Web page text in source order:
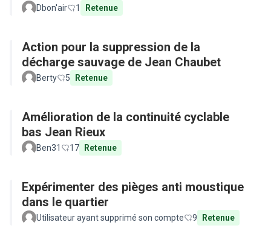
Dbon'air 1 Retenue
Action pour la suppression de la
décharge sauvage de Jean Chaubet
Berty 5 Retenue
Amélioration de la continuité cyclable
bas Jean Rieux
Ben31 17 Retenue
Expérimenter des pièges anti moustique
dans le quartier
Utilisateur ayant supprimé son compte 9 Retenue